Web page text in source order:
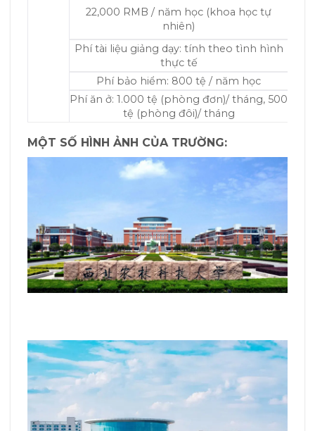
22,000 RMB / năm học (khoa học tự
nhiên)
Phí tài liệu giảng dạy: tính theo tình hình
thực tế
Phí bảo hiểm: 800 tệ / năm học
Phí ăn ở: 1.000 tệ (phòng đơn)/ tháng, 500
tệ (phòng đôi)/ tháng
MỘT SỐ HÌNH ẢNH CỦA TRƯỜNG: